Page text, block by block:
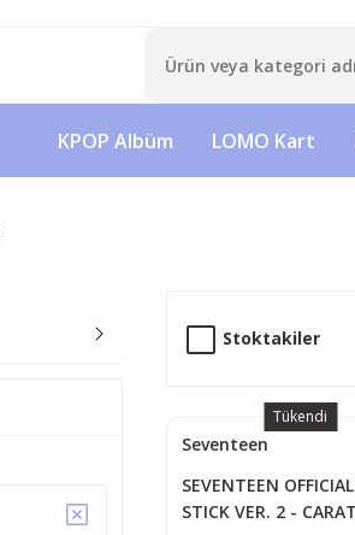
KPOP Albüm LOMO Kart
Stoktakiler
Tükendi
Seventeen
SEVENTEEN
STICK VER. 2 -